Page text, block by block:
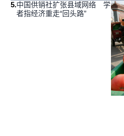
5.中国供销社扩张县域网络 学
者指经济重走“回头路”